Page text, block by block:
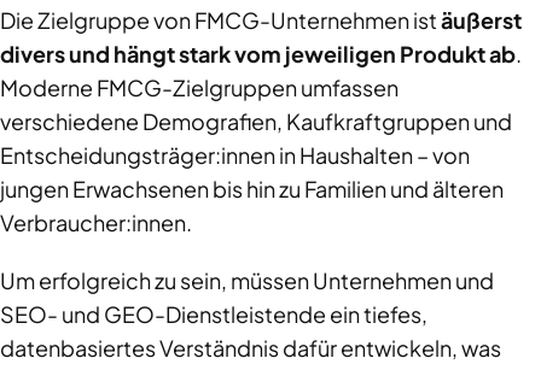
Die Zielgruppe von FMCG-Unternehmen istäußerst
divers und hängt stark vom jeweiligen Produkt ab.
Moderne FMCG-Zielgruppen umfassen
verschiedene Demografien, Kaufkraftgruppen und
Entscheidungsträger:innen in Haushalten – von
jungen Erwachsenen bis hin zu Familien und älteren
Verbraucher:innen.
Um erfolgreich zu sein, müssen Unternehmen und
SEO- und GEO-Dienstleistende ein tiefes,
datenbasiertes Verständnis dafür entwickeln, was